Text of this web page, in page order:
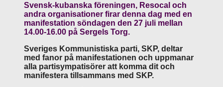
Svensk-kubanska föreningen, Resocal och
andra organisationer firar denna dag med en
manifestation söndagen den 27 juli mellan
14.00-16.00 på Sergels Torg.
Sveriges Kommunistiska parti, SKP, deltar
med fanor på manifestationen och uppmanar
alla partisympatisörer att komma dit och
manifestera tillsammans med SKP.